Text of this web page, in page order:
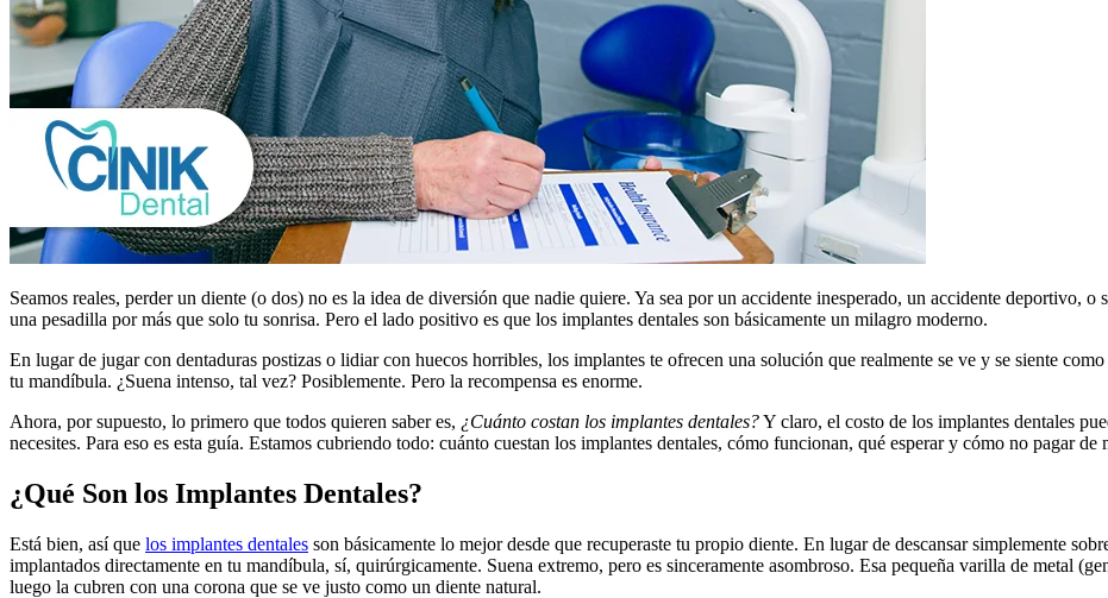
Seamos reales, perder un diente (o dos) no es la idea de diversión que nadie quiere. Ya sea por un accidente inesperado, un accidente deportivo,
una pesadilla por más que solo tu sonrisa. Pero el lado positivo es que los implantes dentales son básicamente un milagro moderno.
En lugar de jugar con dentaduras postizas o lidiar con huecos horribles, los implantes te ofrecen una solución que realmente se ve y se siente
tu mandíbula. ¿Suena intenso, tal vez? Posiblemente. Pero la recompensa es enorme.
Ahora, por supuesto, lo primero que todos quieren saber es, ¿Cuánto costan los implantes dentales?Y claro, el costo de los implantes dentales
necesites. Para eso es esta guía. Estamos cubriendo todo: cuánto cuestan los implantes dentales, cómo funcionan, qué esperar y cómo no pagar de
¿Qué Son los Implantes Dentales?
Está bien, así que los implantes dentales son básicamente lo mejor desde que recuperaste tu propio diente. En lugar de descansar simplemente
implantados directamente en tu mandíbula, sí, quirúrgicamente. Suena extremo, pero es sinceramente asombroso. Esa pequeña varilla de metal
luego la cubren con una corona que se ve justo como un diente natural.